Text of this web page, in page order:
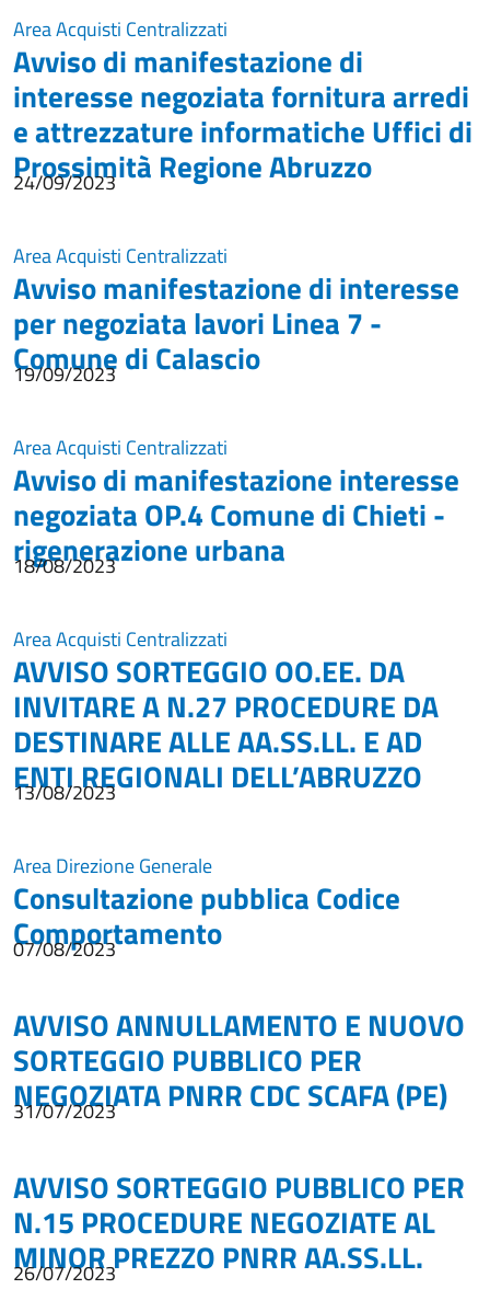
Area Acquisti Centralizzati
Avviso di manifestazione di
interesse negoziata fornitura arredi
e attrezzature informatiche Uffici di
Prossimità Regione Abruzzo
24/09/2023
Area Acquisti Centralizzati
Avviso manifestazione di interesse
per negoziata lavori Linea 7 -
Comune di Calascio
19/09/2023
Area Acquisti Centralizzati
Avviso di manifestazione interesse
negoziata OP.4 Comune di Chieti -
rigenerazione urbana
18/08/2023
Area Acquisti Centralizzati
AVVISO SORTEGGIO OO.EE. DA
INVITARE A N.27 PROCEDURE DA
DESTINARE ALLE AA.SS.LL. E AD
ENTI REGIONALI DELL’ABRUZZO
13/08/2023
Area Direzione Generale
Consultazione pubblica Codice
Comportamento
07/08/2023
AVVISO ANNULLAMENTO E NUOVO
SORTEGGIO PUBBLICO PER
NEGOZIATA PNRR CDC SCAFA (PE)
31/07/2023
AVVISO SORTEGGIO PUBBLICO PER
N.15 PROCEDURE NEGOZIATE AL
MINOR PREZZO PNRR AA.SS.LL.
26/07/2023